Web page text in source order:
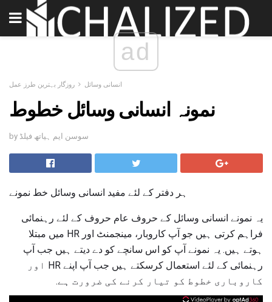
ad
انسانی وسائل روزگار بہترین طرز عمل
نمونہ انسانی وسائل خطوط
by سوسن ایم ہیاتھ فیلڈ
ہر دفتر کے لئے مفید انسانی وسائل خط نمونے
یہ نمونے انسانی وسائل کے حروف عام حروف کے لئے رہنمائی
فراہم کرتی ہیں جو آپ کاروبار، مینجمنٹ اور HR میں مبتلا
ہوتے ہیں. یہ نمونے آپ کو اس سانچے کو دے دیتے ہیں جب آپ
رہنمائی کے لئے استعمال کرسکتے ہیں جب آپ اپنے HR اور
کاروباری خطوط کو تیار کرنے کی ضرورت ہے.